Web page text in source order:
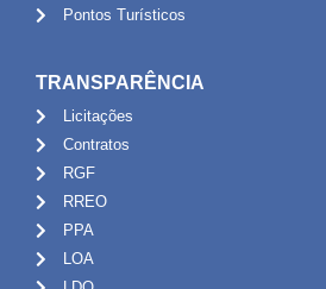
Pontos Turísticos
TRANSPARÊNCIA
Licitações
Contratos
RGF
RREO
PPA
LOA